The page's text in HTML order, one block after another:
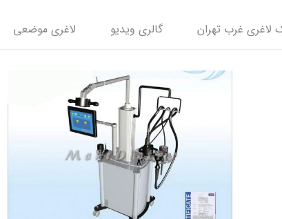
لاغری غرب تهران گالری ویدیو لاغری موضعی